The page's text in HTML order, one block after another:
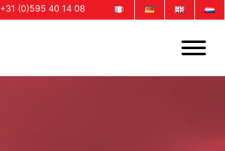
+31 (0)595 40 14 08